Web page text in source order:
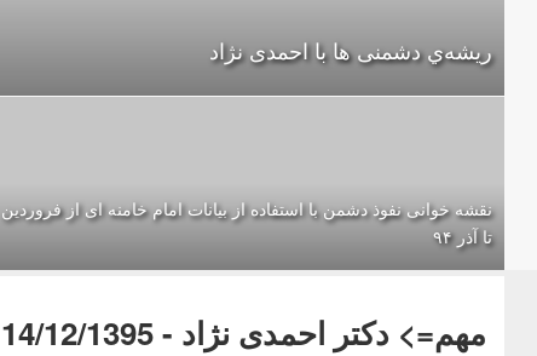
ریشه‌ي دشمنی ها با احمدی نژاد
نقشه خوانی نفوذ دشمن با استفاده از بیانات امام خامنه ای از فروردین
تا آذر ۹۴